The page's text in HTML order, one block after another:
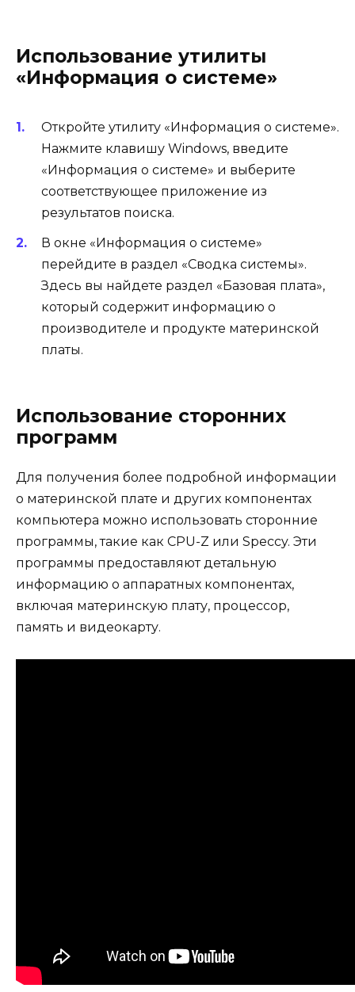
Использование утилиты
«Информация о системе»
Откройте утилиту «Информация о системе».
Нажмите клавишу Windows, введите
«Информация о системе» и выберите
соответствующее приложение из
результатов поиска.
В окне «Информация о системе»
перейдите в раздел «Сводка системы».
Здесь вы найдете раздел «Базовая плата»,
который содержит информацию о
производителе и продукте материнской
платы.
Использование сторонних
программ
Для получения более подробной информации
о материнской плате и других компонентах
компьютера можно использовать сторонние
программы, такие как CPU-Z или Speccy. Эти
программы предоставляют детальную
информацию о аппаратных компонентах,
включая материнскую плату, процессор,
память и видеокарту.